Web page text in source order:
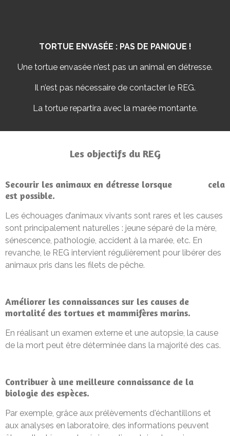
TORTUE ENVASÉE : PAS DE PANIQUE !
Une tortue envasée n’est pas un animal en détresse.
Il n’est pas nécessaire de contacter le REG.
La tortue repartira avec la marée montante.
Les objectifs du REG
Secourir les animaux en détresse lorsque cela
est possible.
Les échouages d’animaux vivants sont rares et les causes
sont principalement naturelles : jeune séparé de la mère,
sénescence, pathologie, accident à la marée, etc. En
revanche, le REG intervient régulièrement pour libérer des
animaux pris dans les filets de pêche.
Améliorer les connaissances sur les causes de
mortalité des tortues et mammifères marins.
En réalisant un examen externe et une autopsie, la cause
de la mort peut être déterminée dans la majorité des cas.
Contribuer à une meilleure connaissance de la
biologie des espèces.
Par exemple, grâce aux prélèvements d'échantillons et
aux analyses en laboratoire, des informations peuvent